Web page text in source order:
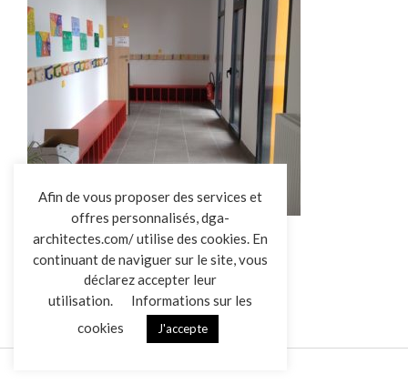
L’AGENCE
RÉALISATIONS
ACTUALITÉS
CONTACT
Construction Ecole La Gaubretière
Afin de vous proposer des services et
offres personnalisés, dga-
architectes.com/ utilise des cookies. En
continuant de naviguer sur le site, vous
déclarez accepter leur
utilisation.
Informations sur les
cookies
J'accepte